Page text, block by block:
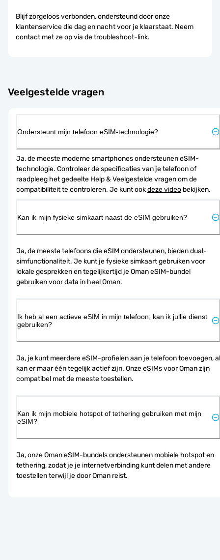
Blijf zorgeloos verbonden, ondersteund door onze
klantenservice die dag en nacht voor je klaarstaat. Neem
contact met ze op via de troubleshoot-link.
Veelgestelde vragen
Ondersteunt mijn telefoon eSIM-technologie?
Ja, de meeste moderne smartphones ondersteunen eSIM-
technologie. Controleer de specificaties van je telefoon of
raadpleeg het gedeelte Help & Veelgestelde vragen om de
compatibiliteit te controleren. Je kunt ook deze video bekijken.
Kan ik mijn fysieke simkaart naast de eSIM gebruiken?
Ja, de meeste telefoons die eSIM ondersteunen, bieden dual-
simfunctionaliteit. Je kunt je fysieke simkaart gebruiken voor
lokale gesprekken en tegelijkertijd je Oman eSIM-bundel
gebruiken voor data in heel Oman.
Ik heb al een actieve eSIM in mijn telefoon; kan ik jullie dienst
gebruiken?
Ja, je kunt meerdere eSIM-profielen aan je telefoon toevoegen, al
kan er maar één tegelijk actief zijn. Onze eSIMs voor Oman zijn
compatibel met de meeste toestellen.
Kan ik mijn mobiele hotspot of tethering gebruiken met mijn
eSIM?
Ja, onze Oman eSIM-bundels ondersteunen mobiele hotspot en
tethering, zodat je je internetverbinding kunt delen met andere
toestellen terwijl je door Oman reist.